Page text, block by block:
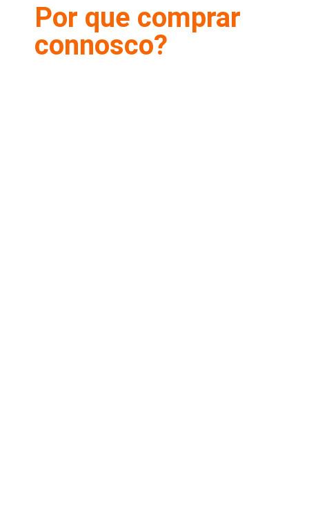
Por que comprar
connosco?